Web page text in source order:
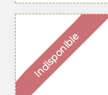
Indisponible